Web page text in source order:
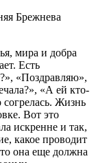
мира и добра
Есть
«Поздравляю»,
«А ей кто-
Жизнь
Вот это
искренне и так,
какое проводит
она еще должна